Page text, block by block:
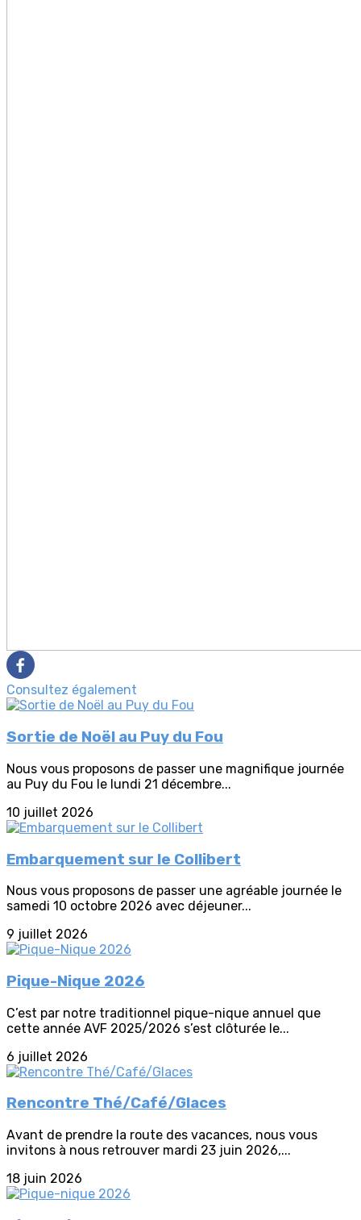
Consultez également
Sortie de Noël au Puy du Fou
Nous vous proposons de passer une magnifique journée
au Puy du Fou le lundi 21 décembre...
10 juillet 2026
Embarquement sur le Collibert
Nous vous proposons de passer une agréable journée le
samedi 10 octobre 2026 avec déjeuner...
9 juillet 2026
Pique-Nique 2026
C’est par notre traditionnel pique-nique annuel que
cette année AVF 2025/2026 s’est clôturée le...
6 juillet 2026
Rencontre Thé/Café/Glaces
Avant de prendre la route des vacances, nous vous
invitons à nous retrouver mardi 23 juin 2026,...
18 juin 2026